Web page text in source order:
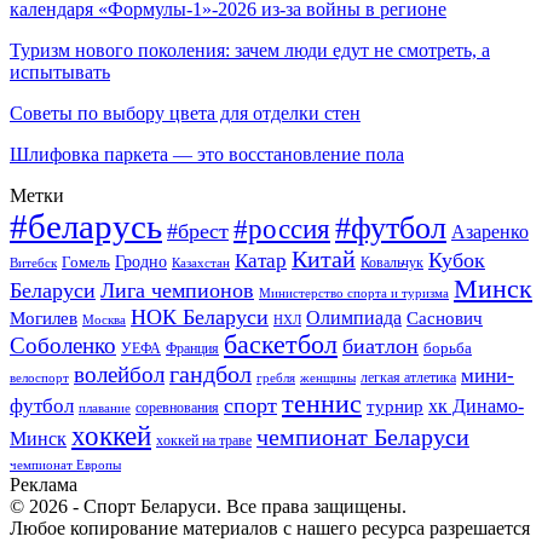
календаря «Формулы-1»-2026 из-за войны в регионе
Туризм нового поколения: зачем люди едут не смотреть, а
испытывать
Советы по выбору цвета для отделки стен
Шлифовка паркета — это восстановление пола
Метки
#беларусь #брест #россия#футбол Азаренко
Витебск Гомель Гродно Казахстан Катар Китай Ковальчук Кубок
Беларуси Лига чемпионов Министерство спорта и туризма Минск
Могилев Москва НОК Беларуси НХЛ Олимпиада Саснович
Соболенко УЕФА Франция баскетбол биатлон борьба
велоспорт волейболгандбол гребля женщины легкая атлетика мини-
футбол плавание соревнования спорт теннис турнир хк Динамо-
Минск хоккей хоккей на траве чемпионат Беларуси
чемпионат Европы
Реклама
© 2026 - Спорт Беларуси. Все права защищены.
Любое копирование материалов с нашего ресурса разрешается